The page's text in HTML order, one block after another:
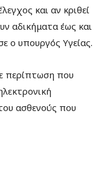
και αν κριθεί
αδικήματα έως και
ο υπουργός Υγείας.
περίπτωση που
ασθενούς που